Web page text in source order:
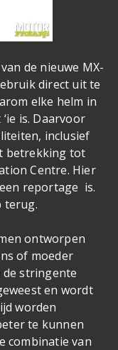
de nieuwe MX-
direct uit te
elke helm in
is. Daarvoor
inclusief
betrekking tot
Centre. Hier
reportage is.
terug.
ontworpen
of moeder
de stringente
en wordt
worden
te kunnen
combinatie van